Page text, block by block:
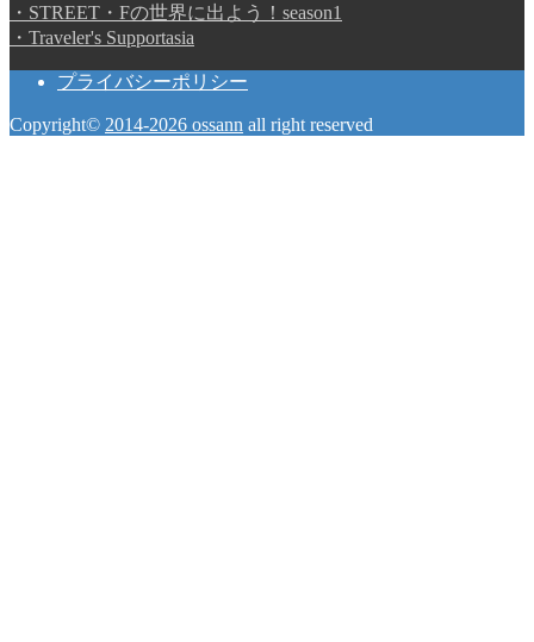
・STREET・Fの世界に出よう！season1
・Traveler's Supportasia
プライバシーポリシー
Copyright© 2014-2026 ossann all right reserved